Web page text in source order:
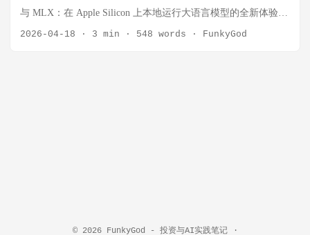
与 MLX：在 Apple Silicon 上本地运行大语言模型的全新体验
最近在模型调用经常遇到限流问题，导致任务频繁失败，模型
2026-04-18 · 3 min · 548 words · FunkyGod
© 2026 FunkyGod - 投资与AI实践笔记 ·